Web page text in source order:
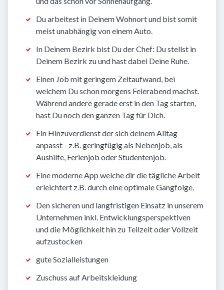
Du arbeitest in Deinem Wohnort und bist somit
meist unabhängig von einem Auto.
In Deinem Bezirk bist Du der Chef: Du stellst in
Deinem Bezirk zu und hast dabei Deine Ruhe.
Einen Job mit geringem Zeitaufwand, bei
welchem Du schon morgens Feierabend machst.
Während andere gerade erst in den Tag starten,
hast Du noch den ganzen Tag für Dich.
Ein Hinzuverdienst der sich deinem Alltag
anpasst - z.B. geringfügig als Nebenjob, als
Aushilfe, Ferienjob oder Studentenjob.
Eine moderne App welche dir die tägliche Arbeit
erleichtert z.B. durch eine optimale Gangfolge.
Den sicheren und langfristigen Einsatz in unserem
Unternehmen inkl. Entwicklungsperspektiven
und die Möglichkeit hin zu Teilzeit oder Vollzeit
aufzustocken
gute Sozialleistungen
Zuschuss auf Arbeitskleidung